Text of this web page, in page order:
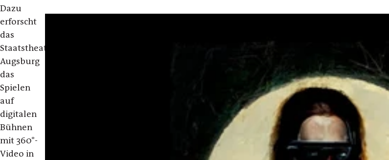
Dazu
erforscht
das
Staatstheater
Augsburg
das
Spielen
auf
digitalen
Bühnen
mit 360°-
Video in